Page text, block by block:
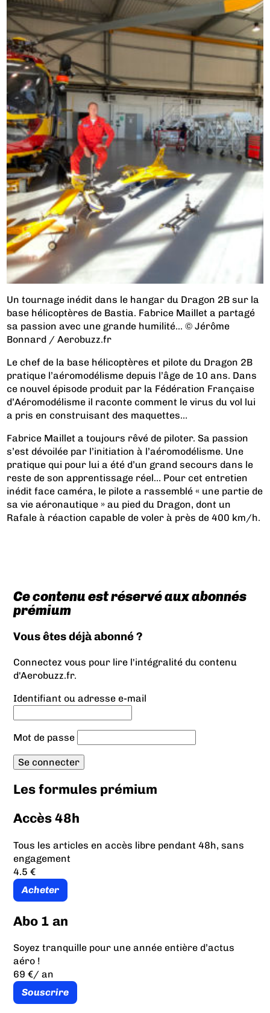
Un tournage inédit dans le hangar du Dragon 2B sur la
base hélicoptères de Bastia. Fabrice Maillet a partagé
sa passion avec une grande humilité... © Jérôme
Bonnard / Aerobuzz.fr
Le chef de la base hélicoptères et pilote du Dragon 2B
pratique l’aéromodélisme depuis l’âge de 10 ans. Dans
ce nouvel épisode produit par la Fédération Française
d’Aéromodélisme il raconte comment le virus du vol lui
a pris en construisant des maquettes…
Fabrice Maillet a toujours rêvé de piloter. Sa passion
s’est dévoilée par l’initiation à l’aéromodélisme. Une
pratique qui pour lui a été d’un grand secours dans le
reste de son apprentissage réel… Pour cet entretien
inédit face caméra, le pilote a rassemblé « une partie de
sa vie aéronautique » au pied du Dragon, dont un
Rafale à réaction capable de voler à près de 400 km/h.
Ce contenu est réservé aux abonnés
prémium
Vous êtes déjà abonné ?
Connectez vous pour lire l'intégralité du contenu
d'Aerobuzz.fr.
Identifiant ou adresse e-mail
Mot de passe
Les formules prémium
Accès 48h
Tous les articles en accès libre pendant 48h, sans
engagement
4.5 €
Acheter
Abo 1 an
Soyez tranquille pour une année entière d’actus
aéro !
69 €/ an
Souscrire